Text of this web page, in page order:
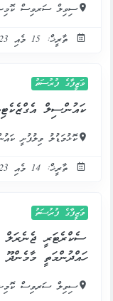
ސިވިލް ސަރވިސް
ތާރީޚް: 15 މެއި 2023
ވަޒީފާގެ ފުރުސަތު
ކައުންސިލް
ކޮޅުމަޑުލު ވިލުފުށީ
ތާރީޚް: 14 މެއި 2023
ވަޒީފާގެ ފުރުސަތު
ސެކްރެޓަރީ ޖެނެރަލް
ހައްދުންމަތީ
ސިވިލް ސަރވިސް